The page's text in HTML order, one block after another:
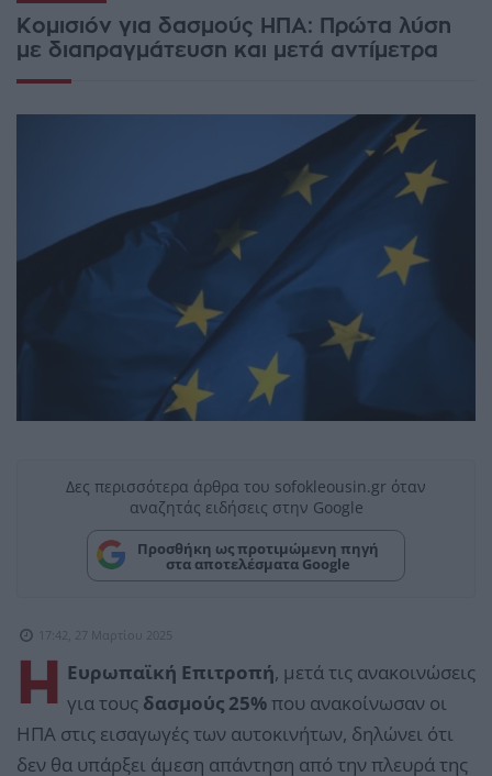
Κομισιόν για δασμούς ΗΠΑ: Πρώτα λύση
με διαπραγμάτευση και μετά αντίμετρα
Δες περισσότερα άρθρα του sofokleousin.gr όταν
αναζητάς ειδήσεις στην Google
Προσθήκη ως προτιμώμενη πηγή
στα αποτελέσματα Google
17:42, 27 Μαρτίου 2025
Η Ευρωπαϊκή Επιτροπή, μετά τις ανακοινώσεις
για τους δασμούς 25%που ανακοίνωσαν οι
ΗΠΑ στις εισαγωγές των αυτοκινήτων, δηλώνει ότι
δεν θα υπάρξει άμεση απάντηση από την πλευρά της